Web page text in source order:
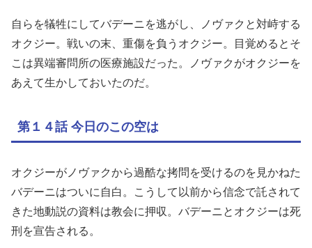
自らを犠牲にしてバデーニを逃がし、ノヴァクと対峙する
オクジー。戦いの末、重傷を負うオクジー。目覚めるとそ
こは異端審問所の医療施設だった。ノヴァクがオクジーを
あえて生かしておいたのだ。
第１４話 今日のこの空は
オクジーがノヴァクから過酷な拷問を受けるのを見かねた
バデーニはついに自白。こうして以前から信念で託されて
きた地動説の資料は教会に押収。バデーニとオクジーは死
刑を宣告される。